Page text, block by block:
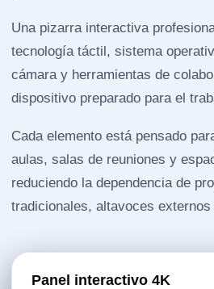
Una pizarra interactiva
tecnología táctil, sistema
cámara y herramientas de
dispositivo preparado para el
Cada elemento está pensado
aulas, salas de reuniones y
reduciendo la dependencia de
tradicionales, altavoces
Panel interactivo 4K